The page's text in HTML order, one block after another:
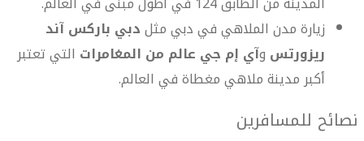
زيارة مدن الملاهي في دبي مثلدبي باركس آند
ريزورتس وآي إم جي عالم من المغامرات التي تعتبر
أكبر مدينة ملاهي مغطاة في العالم.
نصائح للمسافرين